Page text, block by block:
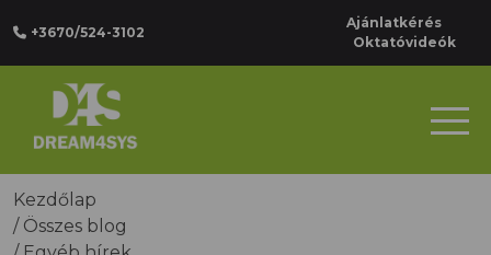
+3670/524-3102
Ajánlatkérés
Oktatóvideók
Kezdőlap
/ Összes blog